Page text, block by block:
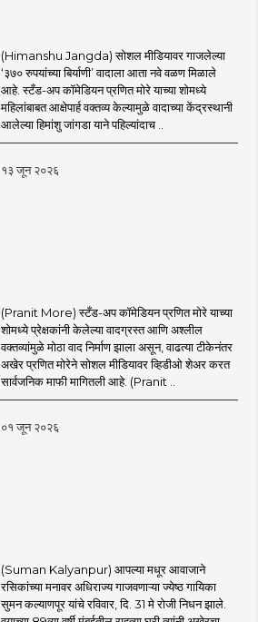
(Himanshu Jangda) सोशल मीडियावर गाजलेल्या
‘३७० रुपयांच्या बिर्याणी’ वादाला आता नवे वळण मिळाले
आहे. स्टँड-अप कॉमेडियन प्रणित मोरे याच्या शोमध्ये
महिलांबाबत आक्षेपार्ह वक्तव्य केल्यामुळे वादाच्या केंद्रस्थानी
आलेल्या हिमांशु जांगडा याने पहिल्यांदाच ..
१३ जून २०२६
(Pranit More) स्टँड-अप कॉमेडियन प्रणित मोरे याच्या
शोमध्ये प्रेक्षकांनी केलेल्या वादग्रस्त आणि अश्लील
वक्तव्यांमुळे मोठा वाद निर्माण झाला असून, वाढत्या टीकेनंतर
अखेर प्रणित मोरेने सोशल मीडियावर व्हिडीओ शेअर करत
सार्वजनिक माफी मागितली आहे. (Pranit ..
०१ जून २०२६
(Suman Kalyanpur) आपल्या मधूर आवाजाने
रसिकांच्या मनावर अधिराज्य गाजवणाऱ्या ज्येष्ठ गायिका
सुमन कल्याणपूर यांचे रविवार, दि. 31 मे रोजी निधन झाले.